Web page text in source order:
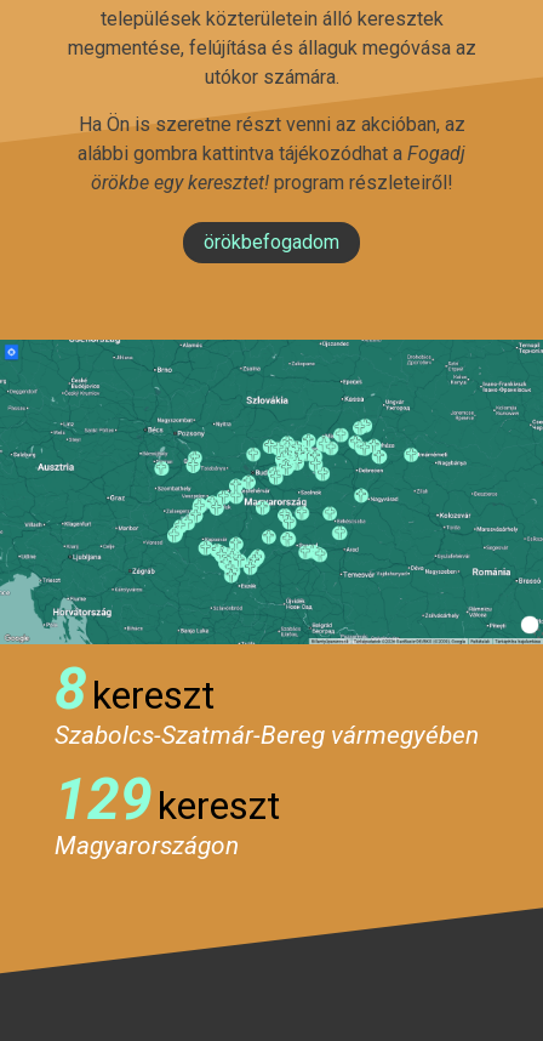
települések közterületein álló keresztek
megmentése, felújítása és állaguk megóvása az
utókor számára.
Ha Ön is szeretne részt venni az akcióban, az
alábbi gombra kattintva tájékozódhat a Fogadj
örökbe egy keresztet!program részleteiről!
örökbefogadom
8kereszt
Szabolcs-Szatmár-Bereg vármegyében
129kereszt
Magyarországon